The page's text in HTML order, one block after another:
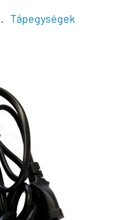
. Tápegységek